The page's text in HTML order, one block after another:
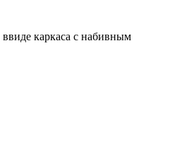
каркаса с набивным